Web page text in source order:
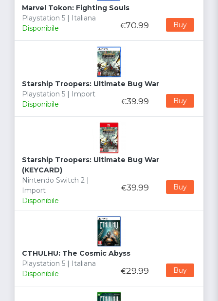
Marvel Tokon: Fighting Souls
Playstation 5 | Italiana
Disponibile
€70.99 Buy
Starship Troopers: Ultimate Bug War
Playstation 5 | Import
Disponibile
€39.99 Buy
Starship Troopers: Ultimate Bug War
(KEYCARD)
Nintendo Switch 2 |
Import
Disponibile
€39.99 Buy
CTHULHU: The Cosmic Abyss
Playstation 5 | Italiana
Disponibile
€29.99 Buy